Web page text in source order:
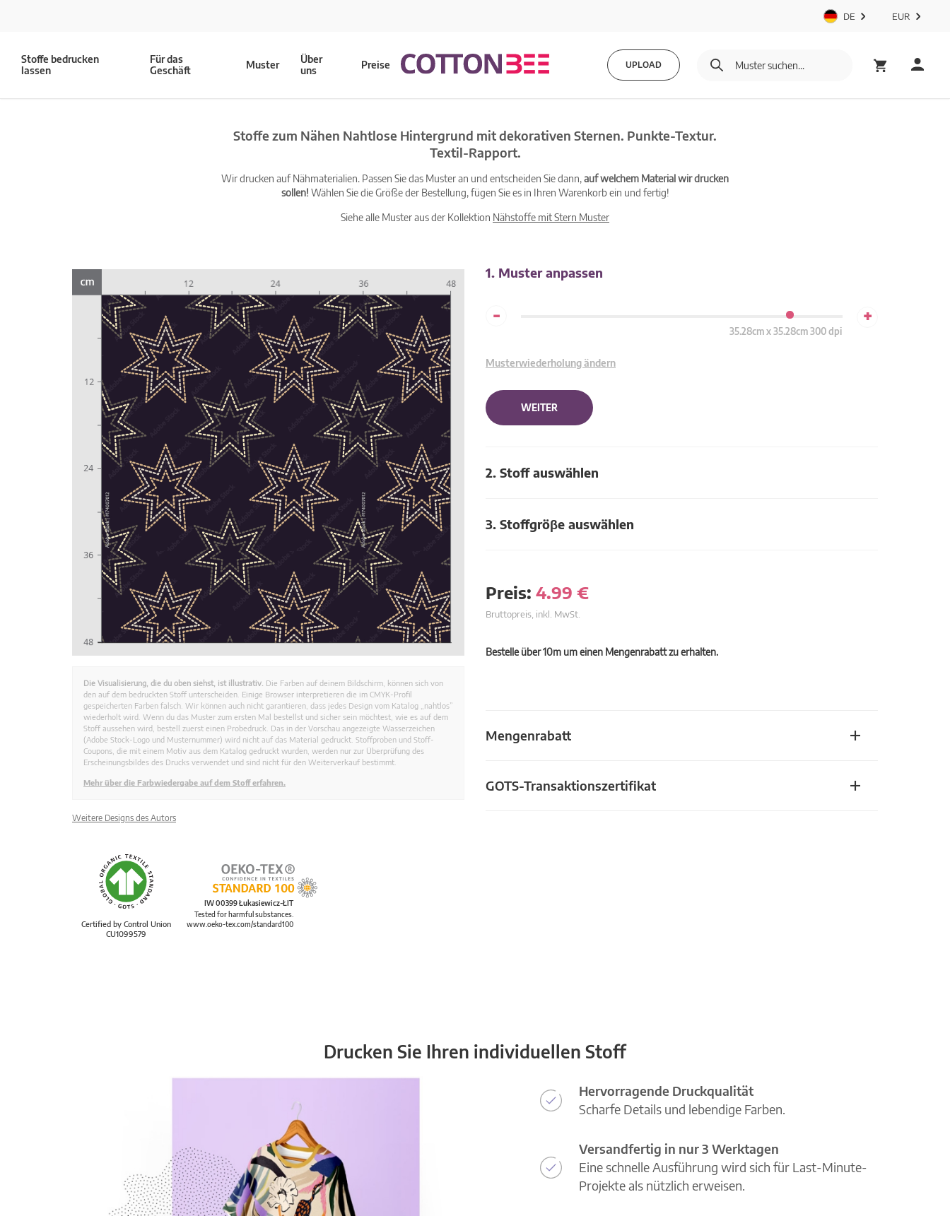
DE EUR
Stoffe bedrucken
lassen
Für das
Geschäft
Muster
Über
uns
Preise UPLOAD
Stoffe zum Nähen Nahtlose Hintergrund mit dekorativen Sternen. Punkte-Textur.
Textil-Rapport.
Wir drucken auf Nähmaterialien. Passen Sie das Muster an und entscheiden Sie dann,auf welchem Material wir drucken
sollen! Wählen Sie die Größe der Bestellung, fügen Sie es in Ihren Warenkorb ein und fertig!
Siehe alle Muster aus der Kollektion Nähstoffe mit Stern Muster
1. Muster anpassen
-
35.28cm x 35.28cm 300 dpi
+
Musterwiederholung ändern
WEITER
2. Stoff auswählen
3. Stoffgröβe auswählen
Preis: 4.99 €
Bruttopreis, inkl. MwSt.
Bestelle über 10m um einen Mengenrabatt zu erhalten.
Mengenrabatt
GOTS-Transaktionszertifikat
Die Visualisierung, die du oben siehst, ist illustrativ. Die Farben auf deinem Bildschirm, können sich von
den auf dem bedruckten Stoff unterscheiden. Einige Browser interpretieren die im CMYK-Profil
gespeicherten Farben falsch. Wir können auch nicht garantieren, dass jedes Design vom Katalog „nahtlos”
wiederholt wird. Wenn du das Muster zum ersten Mal bestellst und sicher sein möchtest, wie es auf dem
Stoff aussehen wird, bestell zuerst einen Probedruck. Das in der Vorschau angezeigte Wasserzeichen
(Adobe Stock-Logo und Musternummer) wird nicht auf das Material gedruckt. Stoffproben und Stoff-
Coupons, die mit einem Motiv aus dem Katalog gedruckt wurden, werden nur zur Überprüfung des
Erscheinungsbildes des Drucks verwendet und sind nicht für den Weiterverkauf bestimmt.
Mehr über die Farbwiedergabe auf dem Stoff erfahren.
Weitere Designs des Autors
Certified by Control Union
CU1099579
IW 00399 Łukasiewicz-ŁIT
Tested for harmful substances.
www.oeko-tex.com/standard100
Drucken Sie Ihren individuellen Stoff
Hervorragende Druckqualität
Scharfe Details und lebendige Farben.
Versandfertig in nur 3 Werktagen
Eine schnelle Ausführung wird sich für Last-Minute-
Projekte als nützlich erweisen.